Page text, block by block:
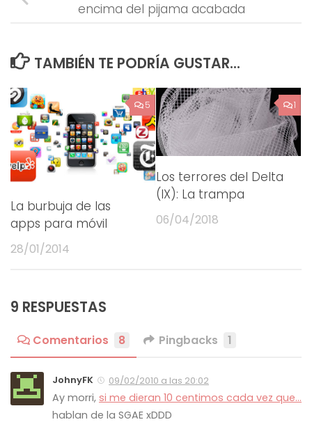
encima del pijama acabada
TAMBIÉN TE PODRÍA GUSTAR...
5
La burbuja de las
apps para móvil
28/01/2014
1
Los terrores del Delta
(IX): La trampa
06/04/2018
9 RESPUESTAS
Comentarios 8 Pingbacks 1
JohnyFK 09/02/2010 a las 20:02
Ay morri, si me dieran 10 centimos cada vez que…
hablan de la SGAE xDDD